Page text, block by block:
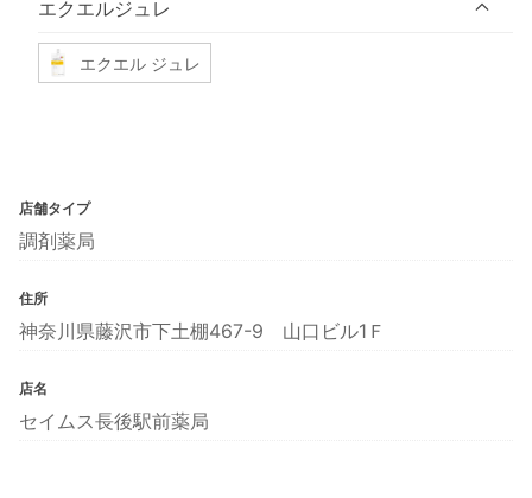
エクエルジュレ
エクエル ジュレ
店舗タイプ
調剤薬局
住所
神奈川県藤沢市下土棚467-9 山口ビル1Ｆ
店名
セイムス長後駅前薬局